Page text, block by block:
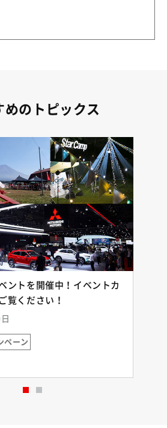
めのトピックス
ントを開催中！イベントカ
覧ください！
ペーン